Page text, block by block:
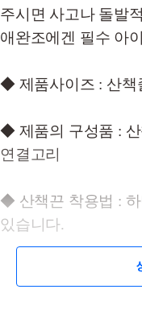
주시면 사고나 돌발
애완조에겐 필수 아
◆ 제품사이즈 : 산책
◆ 제품의 구성품 : 산
연결고리
◆ 산책끈 착용법 :
있습니다.